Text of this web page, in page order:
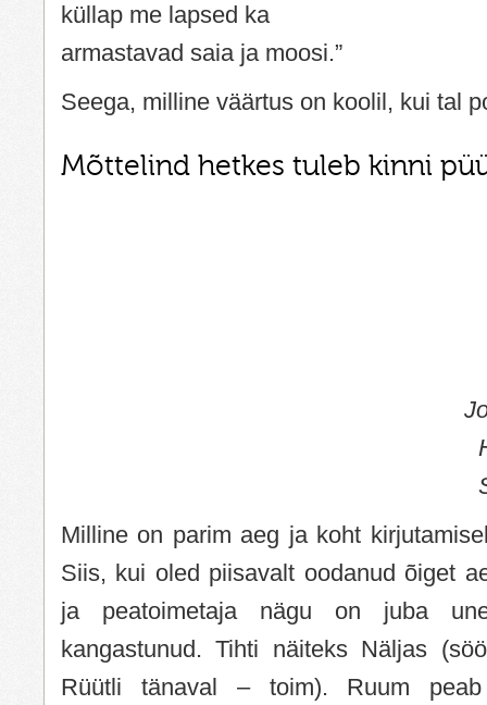
küllap me lapsed ka
armastavad saia ja moosi.”
Seega, milline väärtus on koolil, kui tal
Mõttelind hetkes tuleb kinni
Milline on parim aeg ja koht
Siis, kui oled piisavalt oodanud õiget
ja peatoimetaja nägu on juba
kangastunud. Tihti näiteks Näljas
Rüütli tänaval – toim). Ruum peab